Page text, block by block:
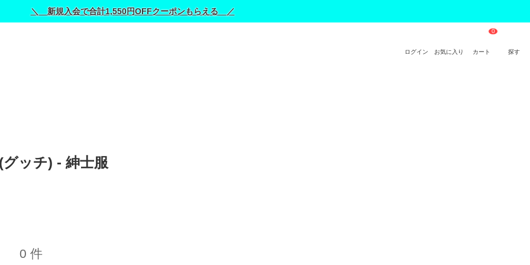
＼ 新規入会で合計1,550円OFFクーポンもらえる ／
ログイン お気に入り カート 探す
グッチ) - 紳士服
0 件